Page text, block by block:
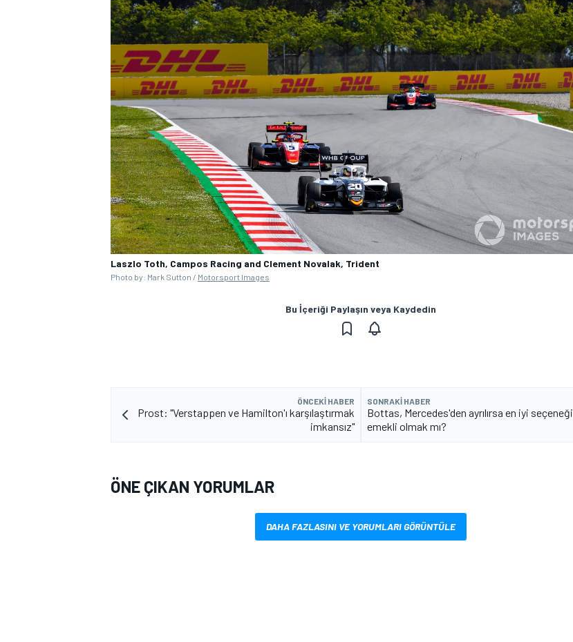
Laszlo Toth, Campos Racing and Clement Novalak, Trident
Photo by: Mark Sutton / Motorsport Images
Bu İçeriği Paylaşın veya Kaydedin
ÖNCEKI HABER
Prost: "Verstappen ve Hamilton'ı karşılaştırmak
imkansız"
SONRAKI HABER
Bottas, Mercedes'den ayrılırsa en iyi seçeneği
emekli olmak mı?
ÖNE ÇIKAN YORUMLAR
DAHA FAZLASINI VE YORUMLARI GÖRÜNTÜLE